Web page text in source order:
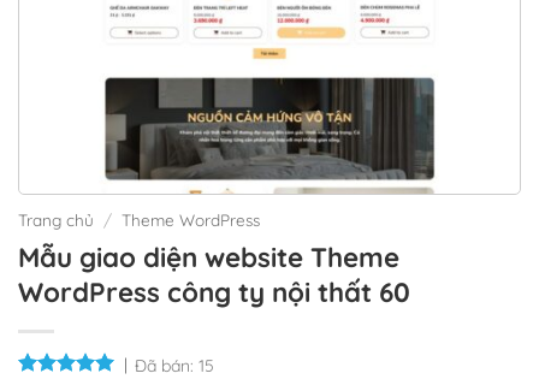
Trang chủ / Theme WordPress
Mẫu giao diện website Theme
WordPress công ty nội thất 60
Đã bán: 15